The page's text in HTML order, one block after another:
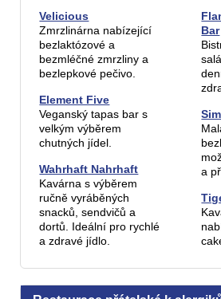
Velicious
Zmrzlinárna nabízející
bezlaktózové a
bezmléčné zmrzliny a
bezlepkové pečivo.
Element Five
Veganský tapas bar s
velkým výběrem
chutných jídel.
Wahrhaft Nahrhaft
Kavárna s výběrem
ručně vyráběných
snacků, sendvičů a
dortů. Ideální pro rychlé
a zdravé jídlo.
Bar
a